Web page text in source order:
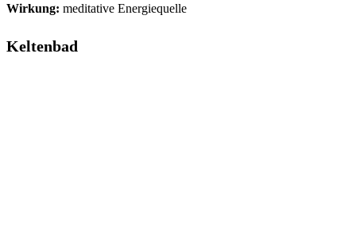
Wirkung: meditative Energiequelle
Keltenbad